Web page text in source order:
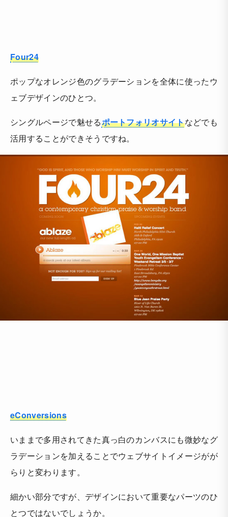
Four24
ポップなオレンジ色のグラデーションを全体に使ったウ
ェブデザインのひとつ。
シングルページで魅せるポートフォリオサイトなどでも
活用することができそうですね。
eConversions
いままで多用されてきた真っ白のカンバスにも微妙なグ
ラデーションを加えることでウェブサイトイメージがが
らりと変わります。
細かい部分ですが、デザインにおいて重要なパーツのひ
とつではないでしょうか。